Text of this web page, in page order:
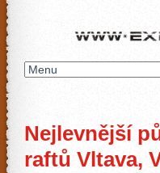
Nejlevnější
raftů Vltava,